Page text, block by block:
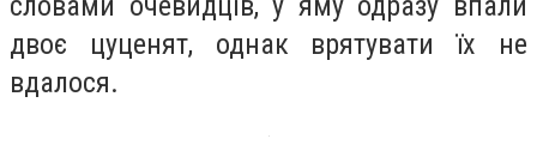
двоє цуценят, однак врятувати їх не
вдалося.